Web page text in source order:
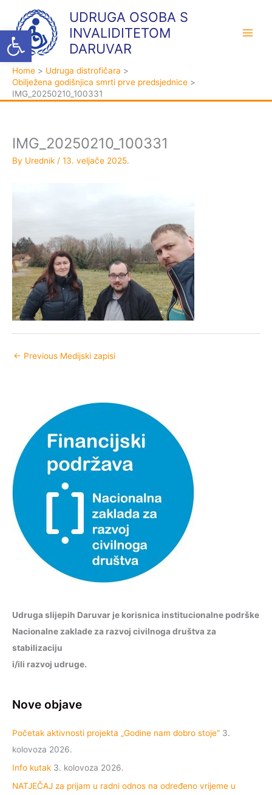
Open toolbar
content
UDRUGA OSOBA S
INVALIDITETOM
DARUVAR
Home
Udruga distrofičara
Obilježena godišnjica smrti prve predsjednice
IMG_20250210_100331
IMG_20250210_100331
By Urednik / 13. veljače 2025.
← Previous Medijski zapisi
Udruga slijepih Daruvar je korisnica institucionalne podrške
Nacionalne zaklade za razvoj civilnoga društva za
stabilizaciju
i/ili razvoj udruge.
Nove objave
Početak aktivnosti projekta „Godine nam dobro stoje“ 3.
kolovoza 2026.
Info kutak 3. kolovoza 2026.
NATJEČAJ za prijam u radni odnos na određeno vrijeme u
t
e
g
o
h
i
v
a